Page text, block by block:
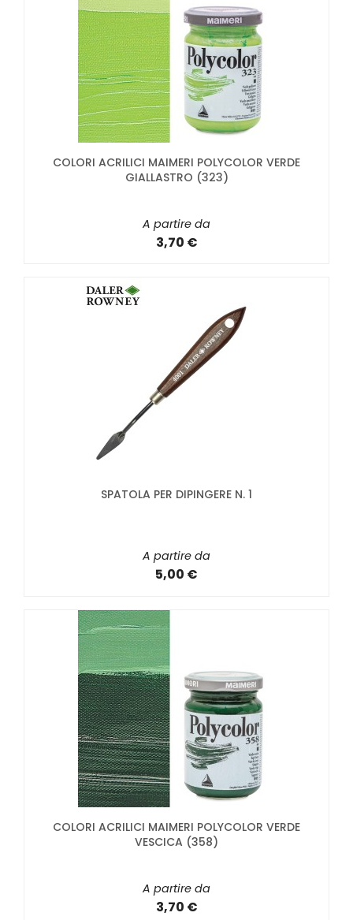
COLORI ACRILICI MAIMERI POLYCOLOR VERDE
GIALLASTRO (323)
A partire da
3,70 €
SPATOLA PER DIPINGERE N. 1
A partire da
5,00 €
COLORI ACRILICI MAIMERI POLYCOLOR VERDE
VESCICA (358)
A partire da
3,70 €